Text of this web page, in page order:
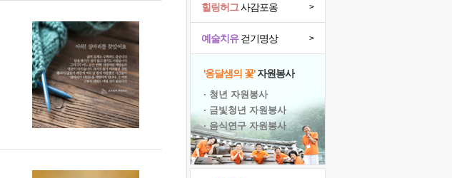
예술치유걷기명상 >
힐링허그사감포옹 >
'옹달샘의 꽃'자원봉사
· 청년 자원봉사
· 금빛청년 자원봉사
· 음식연구 자원봉사